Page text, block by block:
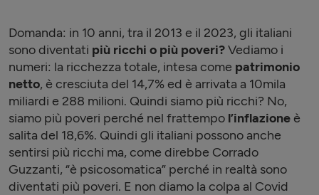
Domanda: in 10 anni, tra il 2013 e il 2023, gli italiani
sono diventati più ricchi o più poveri?Vediamo i
numeri: la ricchezza totale, intesa come patrimonio
netto, è cresciuta del 14,7% ed è arrivata a 10mila
miliardi e 288 milioni. Quindi siamo più ricchi? No,
siamo più poveri perché nel frattempo l’inflazioneè
salita del 18,6%. Quindi gli italiani possono anche
sentirsi più ricchi ma, come direbbe Corrado
Guzzanti, “è psicosomatica” perché in realtà sono
diventati più poveri. E non diamo la colpa al Covid